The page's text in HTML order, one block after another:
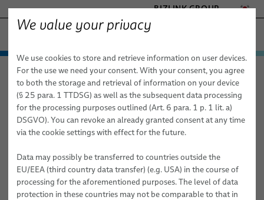
BIZLINK GROUP
- ENGINEERED SOLUTIONS
HEALTHCARE
MARINE
MOBILITY
SEMICONDUCTOR TECHNOLOGY
SILICONE CABLE SOLUTIONS
TELECOM & NETWORKING
제품 및 서비스
자동화 및 드라이브
FieldLink® 케이블
케이블 어셈블리
서비스
로봇 공학
공장 자동화 & 기계 제품 및 서비스
로봇 공학
센서 및 비전 솔루션
careDP – AI 기반 상태 모니터링 시스템
careDP – AI 기반 상태 모니터링
연결하고, 감지하고, 대응하세요. 다운타임이 오기 전에.
We value your privacy
We use cookies to store and retrieve information on user devices.
For the use we need your consent. With your consent, you agree
to both the storage and retrieval of information on your device
(§ 25 para. 1 TTDSG) as well as the subsequent data processing
for the processing purposes outlined (Art. 6 para. 1 p. 1 lit. a)
DSGVO). You can revoke an already granted consent at any time
via the cookie settings with effect for the future.
Data may possibly be transferred to countries outside the
EU/EEA (third country data transfer) (e.g. USA) in the course of
processing for the aforementioned purposes. The level of data
protection in these countries may not be comparable to that in